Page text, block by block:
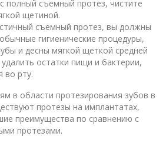
полный съемный протез, чистите
щетиной.
съемный протез, вы должны
гигиенические процедуры,
и десны мягкой щеткой средней
остатки пищи и бактерии,
во рту.
в области протезирования зубов в
протезы на имплантатах,
преимущества по сравнению с
протезами.